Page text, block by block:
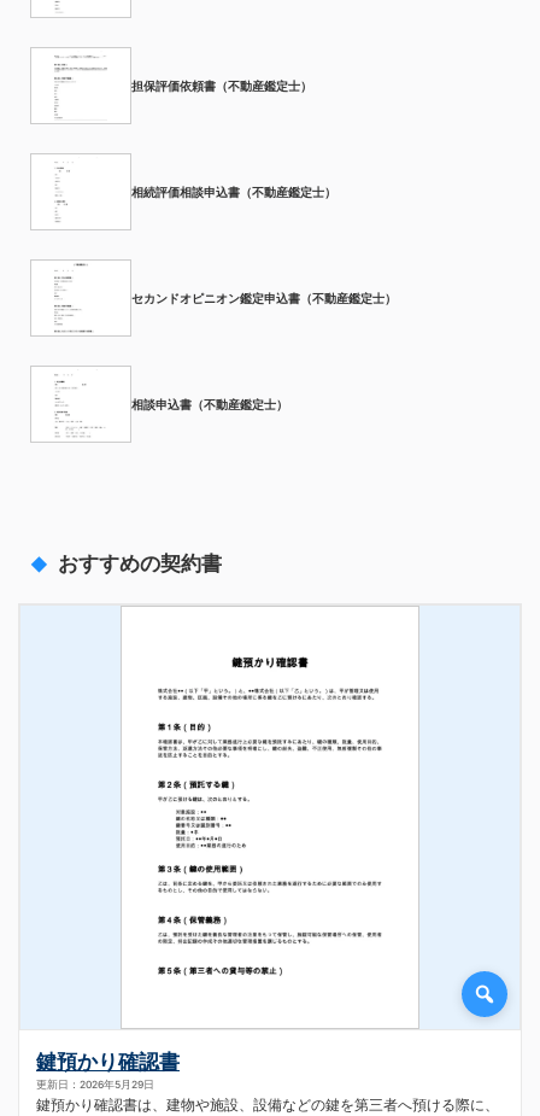
担保評価依頼書（不動産鑑定士）
相続評価相談申込書（不動産鑑定士）
セカンドオピニオン鑑定申込書（不動産鑑定士）
相談申込書（不動産鑑定士）
おすすめの契約書
鍵預かり確認書
更新日：2026年5月29日
鍵預かり確認書は、建物や施設、設備などの鍵を第三者へ預ける際に、